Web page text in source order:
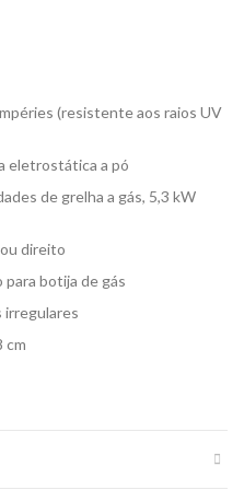
(resistente aos raios UV
eletrostática a pó
de grelha a gás, 5,3 kW
direito
botija de gás
irregulares
cm